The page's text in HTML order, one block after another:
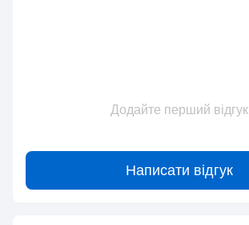
Додайте перший відгук
Написати відгук